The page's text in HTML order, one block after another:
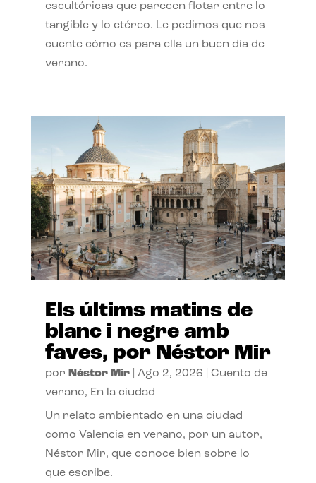
escultóricas que parecen flotar entre lo
tangible y lo etéreo. Le pedimos que nos
cuente cómo es para ella un buen día de
verano.
Els últims matins de
blanc i negre amb
faves, por Néstor Mir
por Néstor Mir| Ago 2, 2026
Cuento de
verano, En la ciudad
Un relato ambientado en una ciudad
como Valencia en verano, por un autor,
Néstor Mir, que conoce bien sobre lo
que escribe.